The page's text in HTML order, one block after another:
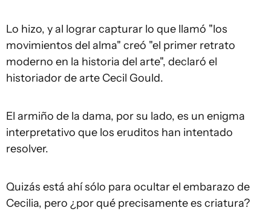
Lo hizo, y al lograr capturar lo que llamó "los
movimientos del alma" creó "el primer retrato
moderno en la historia del arte", declaró el
historiador de arte Cecil Gould.
El armiño de la dama, por su lado, es un enigma
interpretativo que los eruditos han intentado
resolver.
Quizás está ahí sólo para ocultar el embarazo de
Cecilia, pero ¿por qué precisamente es criatura?